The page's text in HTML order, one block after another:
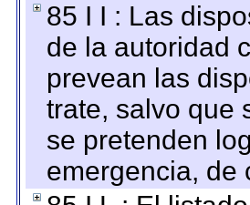
85 I I : Las
de la autoridad
prevean las
trate, salvo que
se pretenden
emergencia, de